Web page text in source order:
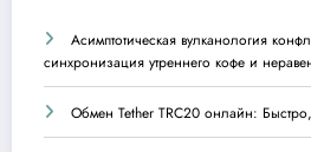
Асимптотическая вулканология
синхронизация утреннего кофе и
Обмен Tether TRC20 онлайн: